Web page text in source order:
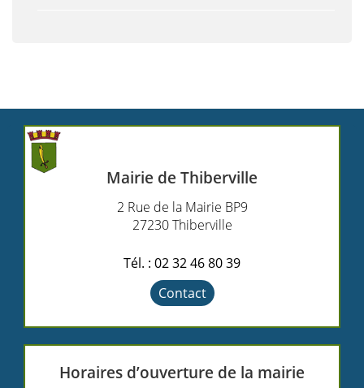
Mairie de Thiberville
2 Rue de la Mairie BP9
27230 Thiberville
Tél. : 02 32 46 80 39
Contact
Horaires d’ouverture de la mairie